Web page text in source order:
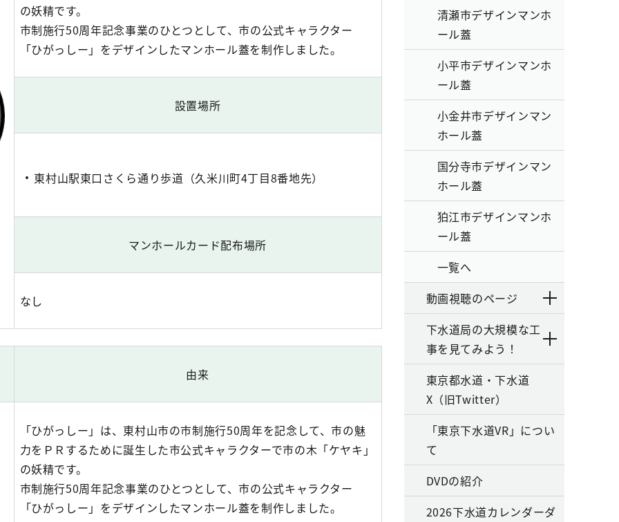
の妖精です。
市制施行50周年記念事業のひとつとして、市の公式キャラクター
「ひがっしー」をデザインしたマンホール蓋を制作しました。
設置場所
東村山駅東口さくら通り歩道（久米川町4丁目8番地先）
マンホールカード配布場所
なし
由来
「ひがっしー」は、東村山市の市制施行50周年を記念して、市の魅
力をＰＲするために誕生した市公式キャラクターで市の木「ケヤキ」
の妖精です。
市制施行50周年記念事業のひとつとして、市の公式キャラクター
「ひがっしー」をデザインしたマンホール蓋を制作しました。
清瀬市デザインマンホ
ール蓋
小平市デザインマンホ
ール蓋
小金井市デザインマン
ホール蓋
国分寺市デザインマン
ホール蓋
狛江市デザインマンホ
ール蓋
一覧へ
動画視聴のページ
下水道局の大規模な工
事を見てみよう！
東京都水道・下水道
X（旧Twitter）
「東京下水道VR」につい
て
DVDの紹介
2026下水道カレンダーダ